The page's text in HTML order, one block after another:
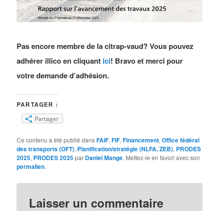
Pas encore membre de la citrap-vaud? Vous pouvez
adhérer illico en cliquant ici! Bravo et merci pour
votre demande d’adhésion.
PARTAGER :
Partager
Ce contenu a été publié dansFAIF,FIF,Financement,Office fédéral
des transports (OFT), Planification/stratégie (NLFA, ZEB), PRODES
2025, PRODES 2035par Daniel Mange. Mettez-le en favori avec son
permalien.
Laisser un commentaire